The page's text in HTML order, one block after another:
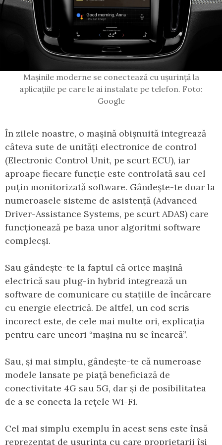
Mașinile moderne se conectează cu ușurință la
aplicațiile pe care le ai instalate pe telefon. Foto:
Google
În zilele noastre, o mașină obișnuită integrează
câteva sute de unități electronice de control
(Electronic Control Unit, pe scurt ECU), iar
aproape fiecare funcție este controlată sau cel
puțin monitorizată software. Gândește-te doar la
numeroasele sisteme de asistență (Advanced
Driver-Assistance Systems, pe scurt ADAS) care
funcționează pe baza unor algoritmi software
complecși.
Sau gândește-te la faptul că orice mașină
electrică sau plug-in hybrid integrează un
software de comunicare cu stațiile de încărcare
cu energie electrică. De altfel, un cod scris
incorect este, de cele mai multe ori, explicația
pentru care uneori “mașina nu se încarcă”.
Sau, și mai simplu, gândește-te că numeroase
modele lansate pe piață beneficiază de
conectivitate 4G sau 5G, dar și de posibilitatea
de a se conecta la rețele Wi-Fi.
Cel mai simplu exemplu în acest sens este însă
reprezentat de ușurința cu care proprietarii își